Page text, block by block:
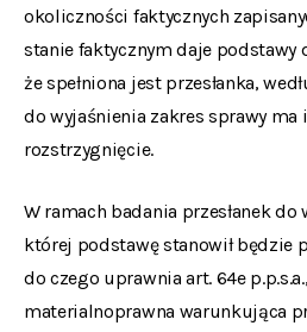
okoliczności faktycznych
stanie faktycznym daje podstawy
że spełniona jest przesłanka,
do wyjaśnienia zakres sprawy ma
rozstrzygnięcie.
W ramach badania przesłanek do
której podstawę stanowił będzie
do czego uprawnia art. 64e
materialnoprawna warunkująca